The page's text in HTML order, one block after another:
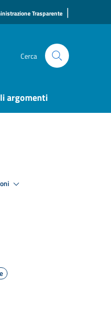
Trasparente |
Cerca
argomenti